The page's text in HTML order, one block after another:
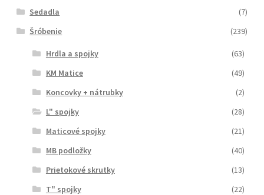
Sedadla
(7)
Šróbenie
(239)
Hrdla a spojky
(63)
KM Matice
(49)
Koncovky + nátrubky
(2)
L" spojky
(28)
Maticové spojky
(21)
MB podložky
(40)
Prietokové skrutky
(13)
T" spojky
(22)